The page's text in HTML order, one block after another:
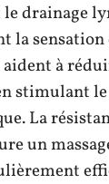
drainage
la sensation
à
stimulant
La
un